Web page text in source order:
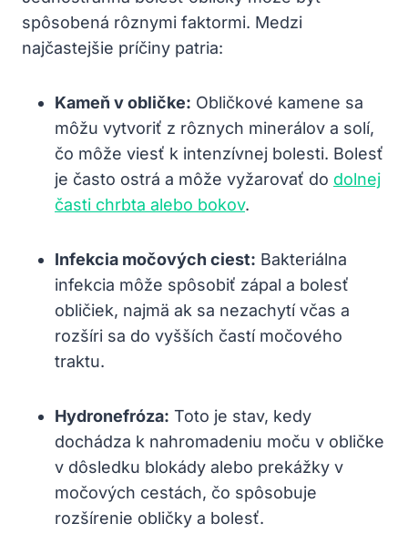
spôsobená rôznymi faktormi. Medzi
najčastejšie príčiny patria:
Kameň v obličke: Obličkové kamene sa
môžu vytvoriť z rôznych minerálov a solí,
čo môže viesť k intenzívnej bolesti. Bolesť
je často ostrá a môže vyžarovať do dolnej
časti chrbta alebo bokov.
Infekcia močových ciest: Bakteriálna
infekcia môže spôsobiť zápal a bolesť
obličiek, najmä ak sa nezachytí včas a
rozšíri sa do vyšších častí močového
traktu.
Hydronefróza: Toto je stav, kedy
dochádza k nahromadeniu moču v obličke
v dôsledku blokády alebo prekážky v
močových cestách, čo spôsobuje
rozšírenie obličky a bolesť.